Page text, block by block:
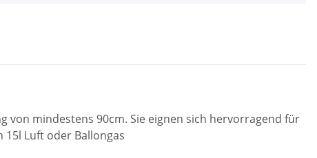
von mindestens 90cm. Sie eignen sich hervorragend für
15l Luft oder Ballongas